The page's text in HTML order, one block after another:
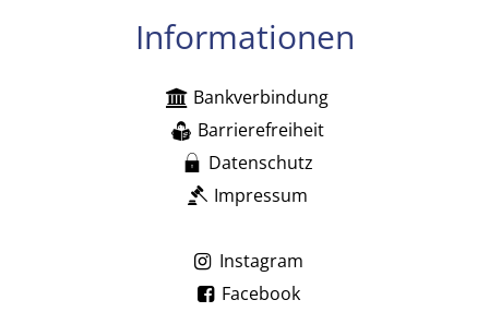
Informationen
Bankverbindung
Barrierefreiheit
Datenschutz
Impressum
Instagram
Facebook